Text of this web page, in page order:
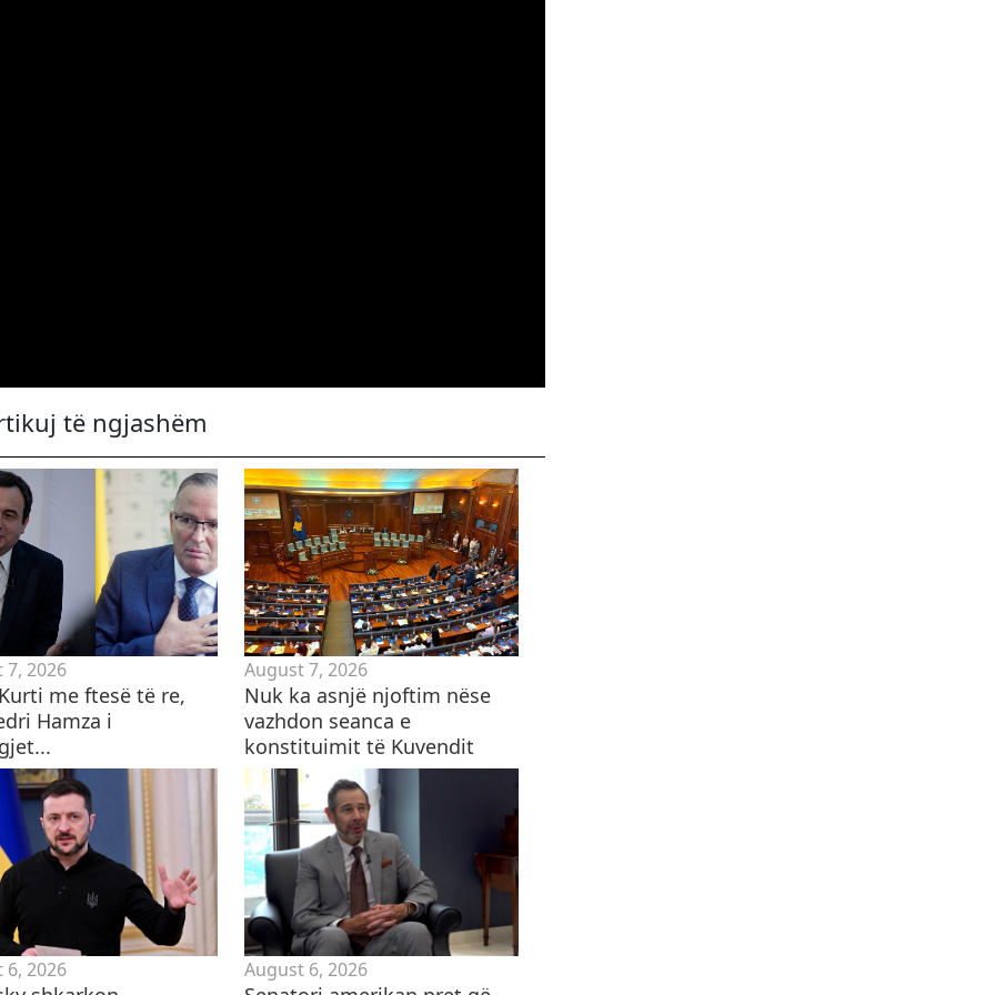
të ngjashëm
7, 2026
me ftesë të re,
Hamza i
August 7, 2026
Nuk ka asnjë njoftim nëse
vazhdon seanca e
konstituimit të Kuvendit
6, 2026 August 6, 2026